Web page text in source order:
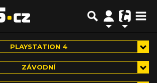
PLAYSTATION 4
ZÁVODNÍ